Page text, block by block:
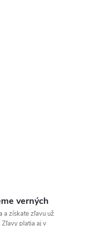
verných
a získate zľavu už
platia aj v